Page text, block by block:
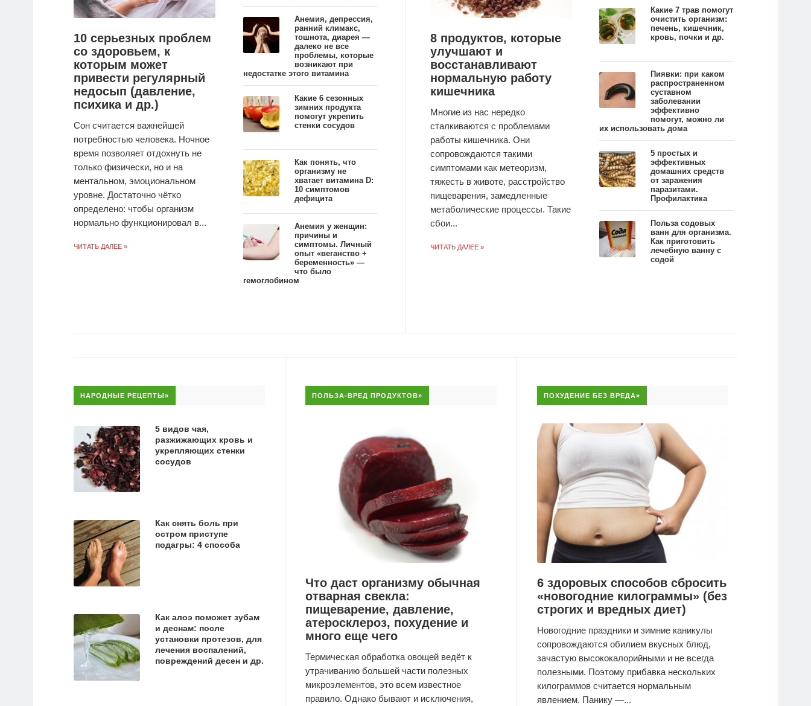
10 серьезных проблем
со здоровьем, к
которым может
привести регулярный
недосып (давление,
психика и др.)
Сон считается важнейшей
потребностью человека. Ночное
время позволяет отдохнуть не
только физически, но и на
ментальном, эмоциональном
уровне. Достаточно чётко
определено: чтобы организм
нормально функционировал в...
ЧИТАТЬ ДАЛЕЕ »
Анемия, депрессия,
ранний климакс,
тошнота, диарея —
далеко не все
проблемы, которые
возникают при
недостатке этого витамина
Какие 6 сезонных
зимних продукта
помогут укрепить
стенки сосудов
Как понять, что
организму не
хватает витамина D:
10 симптомов
дефицита
Анемия у женщин:
причины и
симптомы. Личный
опыт «веганство +
беременность» —
что было
гемоглобином
8 продуктов, которые
улучшают и
восстанавливают
нормальную работу
кишечника
Многие из нас нередко
сталкиваются с проблемами
работы кишечника. Они
сопровождаются такими
симптомами как метеоризм,
тяжесть в животе, расстройство
пищеварения, замедленные
метаболические процессы. Такие
сбои...
ЧИТАТЬ ДАЛЕЕ »
Какие 7 трав помогут
очистить организм:
печень, кишечник,
кровь, почки и др.
Пиявки: при каком
распространенном
суставном
заболевании
эффективно
помогут, можно ли
их использовать дома
5 простых и
эффективных
домашних средств
от заражения
паразитами.
Профилактика
Польза содовых
ванн для организма.
Как приготовить
лечебную ванну с
содой
НАРОДНЫЕ РЕЦЕПТЫ»
5 видов чая,
разжижающих кровь и
укрепляющих стенки
сосудов
Как снять боль при
остром приступе
подагры: 4 способа
Как алоэ поможет зубам
и деснам: после
установки протезов, для
лечения воспалений,
повреждений десен и др.
ПОЛЬЗА-ВРЕД ПРОДУКТОВ»
Что даст организму обычная
отварная свекла:
пищеварение, давление,
атеросклероз, похудение и
много еще чего
Термическая обработка овощей ведёт к
утрачиванию большей части полезных
микроэлементов, это всем известное
правило. Однако бывают и исключения,
ПОХУДЕНИЕ БЕЗ ВРЕДА»
6 здоровых способов сбросить
«новогодние килограммы» (без
строгих и вредных диет)
Новогодние праздники и зимние каникулы
сопровождаются обилием вкусных блюд,
зачастую высококалорийными и не всегда
полезными. Поэтому прибавка нескольких
килограммов считается нормальным
явлением. Панику —...